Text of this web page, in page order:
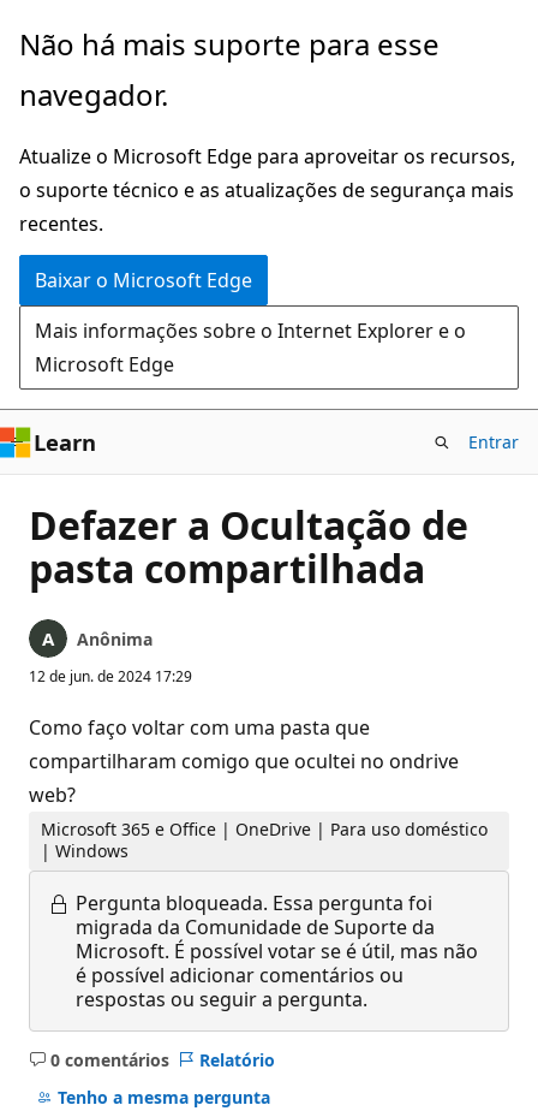
Pular
o
principal
Não há mais suporte para esse
navegador.
Atualize o Microsoft Edge para aproveitar os recursos,
o suporte técnico e as atualizações de segurança mais
recentes.
Baixar o Microsoft Edge
Mais informações sobre o Internet Explorer e o
Microsoft Edge
Learn Entrar
Defazer a Ocultação de
pasta compartilhada
Anônima
12 de jun. de 2024 17:29
Como faço voltar com uma pasta que
compartilharam comigo que ocultei no ondrive
web?
Microsoft 365 e Office | OneDrive | Para uso doméstico
| Windows
Pergunta bloqueada. Essa pergunta foi
migrada da Comunidade de Suporte da
Microsoft. É possível votar se é útil, mas não
é possível adicionar comentários ou
respostas ou seguir a pergunta.
0 comentários
Sem
comentários
Relatório
Tenho a mesma pergunta